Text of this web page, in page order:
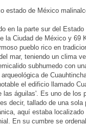
estado de México
en la parte sur del
la Ciudad de México y 69
pueblo rico en
mar, teniendo un clima
subhumedo con
arqueológica de
el edificio llamado
las águilas'. Es uno de los
decir, tallado de una
aquí estaba
En su cumbre se